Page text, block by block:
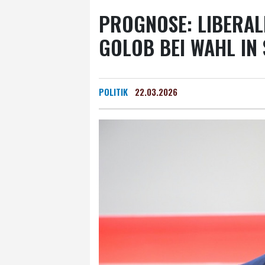
PROGNOSE:
GOLOB BEI WAHL
POLITIK 22.03.2026